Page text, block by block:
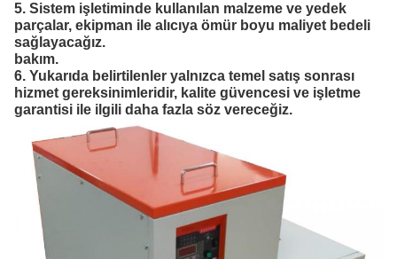
5. Sistem işletiminde kullanılan malzeme ve yedek
parçalar, ekipman ile alıcıya ömür boyu maliyet bedeli
sağlayacağız.
bakım.
6. Yukarıda belirtilenler yalnızca temel satış sonrası
hizmet gereksinimleridir, kalite güvencesi ve işletme
garantisi ile ilgili daha fazla söz vereceğiz.